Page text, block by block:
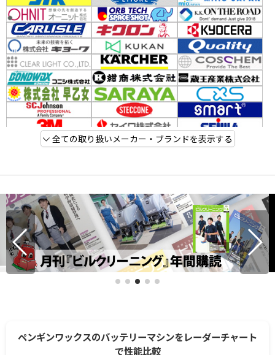
全ての取り扱いメーカー・ブランドを表示する